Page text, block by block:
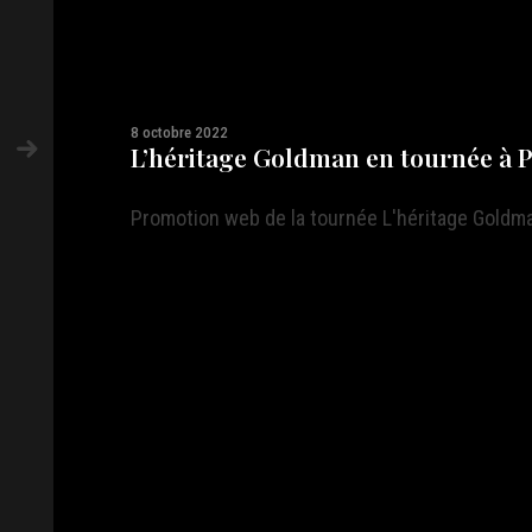
8 octobre 2022
L’héritage Goldman en tournée à
Promotion web de la tournée L'héritage